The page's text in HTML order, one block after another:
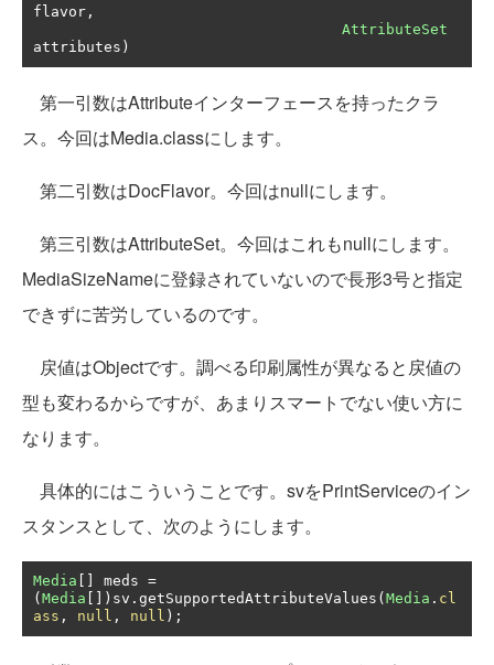
flavor ,
AttributeSet
attributes )
第一引数はAttributeインターフェースを持ったクラ
ス。今回はMedia.classにします。
第二引数はDocFlavor。今回はnullにします。
第三引数はAttributeSet。今回はこれもnullにします。
MediaSizeNameに登録されていないので長形3号と指定
できずに苦労しているのです。
戻値はObjectです。調べる印刷属性が異なると戻値の
型も変わるからですが、あまりスマートでない使い方に
なります。
具体的にはこういうことです。svをPrintServiceのイン
スタンスとして、次のようにします。
Media [] meds =
(Media []) sv . getSupportedAttributeValues (Media . cl
ass , null , null );